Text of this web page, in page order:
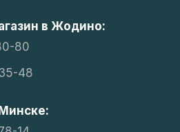
в Жодино:
80
48